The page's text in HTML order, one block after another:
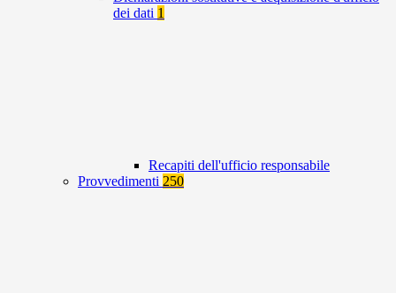
dei dati 1
Recapiti dell'ufficio responsabile
Provvedimenti 250